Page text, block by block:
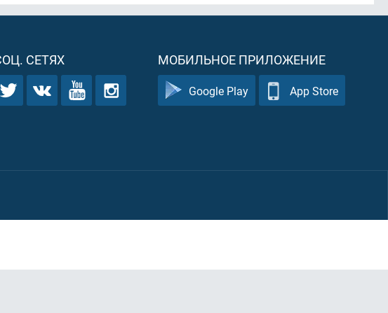
СЕТЯХ МОБИЛЬНОЕ ПРИЛОЖЕНИЕ
Google Play App Store